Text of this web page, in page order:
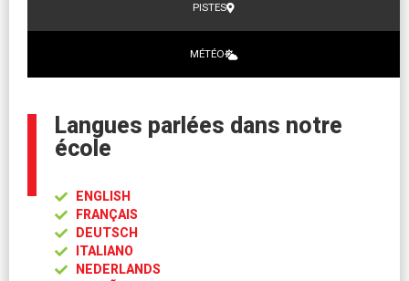
PISTES
MÉTÉO
Langues parlées dans notre
école
ENGLISH
FRANÇAIS
DEUTSCH
ITALIANO
NEDERLANDS